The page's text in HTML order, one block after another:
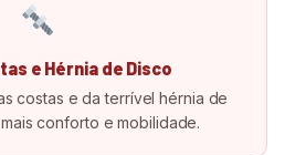
e Hérnia de Disco
costas e da terrível hérnia de
conforto e mobilidade.